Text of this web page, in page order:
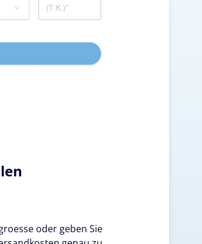
oder geben Sie